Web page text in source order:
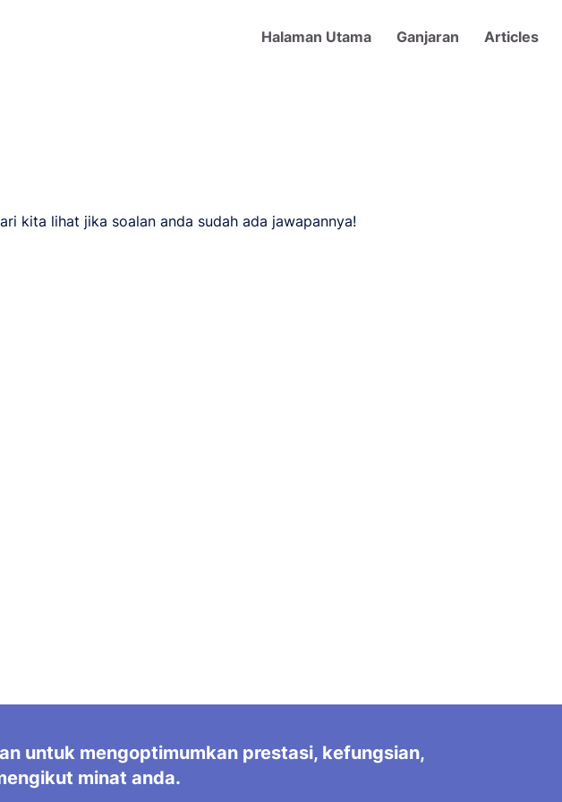
untuk mengoptimumkan prestasi, kefungsian,
minat anda.
Main navigation
Halaman Utama Ganjaran Articles
kita lihat jika soalan anda sudah ada jawapannya!